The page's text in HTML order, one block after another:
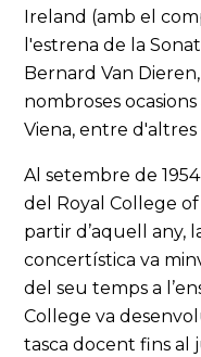
Ireland (amb el
l'estrena de la
Bernard Van
nombroses
Viena, entre d'altres
Al setembre de
del Royal College
partir d’aquell any,
concertística va
del seu temps a
College va
tasca docent fins al